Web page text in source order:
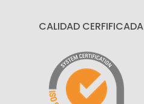
CALIDAD CERFIFICADA